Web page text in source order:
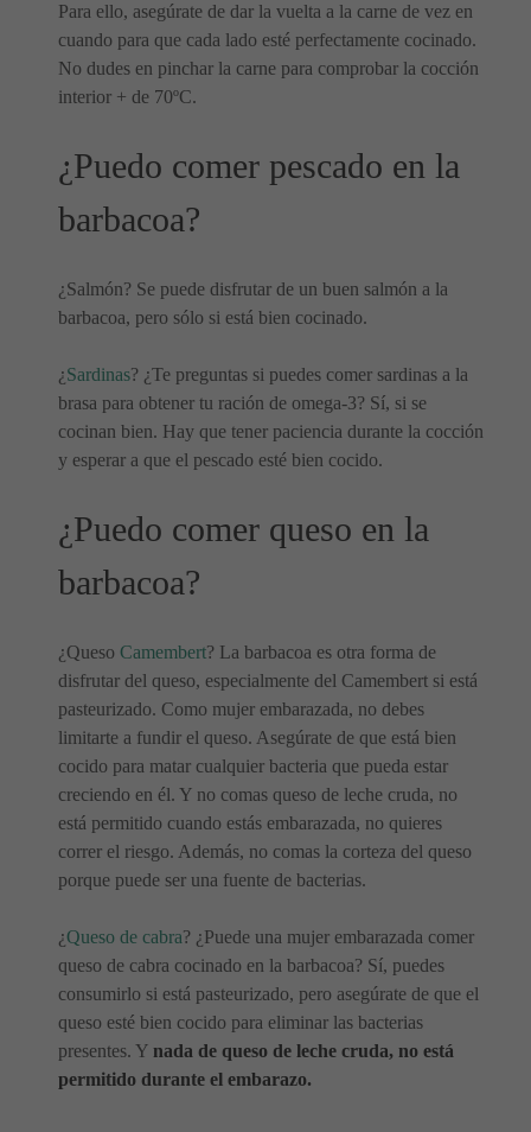
Para ello, asegúrate de dar la vuelta a la carne de vez en
cuando para que cada lado esté perfectamente cocinado.
No dudes en pinchar la carne para comprobar la cocción
interior + de 70ºC.
¿Puedo comer pescado en la
barbacoa?
¿Salmón? Se puede disfrutar de un buen salmón a la
barbacoa, pero sólo si está bien cocinado.
¿Sardinas? ¿Te preguntas si puedes comer sardinas a la
brasa para obtener tu ración de omega-3? Sí, si se
cocinan bien. Hay que tener paciencia durante la cocción
y esperar a que el pescado esté bien cocido.
¿Puedo comer queso en la
barbacoa?
¿Queso Camembert? La barbacoa es otra forma de
disfrutar del queso, especialmente del Camembert si está
pasteurizado. Como mujer embarazada, no debes
limitarte a fundir el queso. Asegúrate de que está bien
cocido para matar cualquier bacteria que pueda estar
creciendo en él. Y no comas queso de leche cruda, no
está permitido cuando estás embarazada, no quieres
correr el riesgo. Además, no comas la corteza del queso
porque puede ser una fuente de bacterias.
¿Queso de cabra? ¿Puede una mujer embarazada comer
queso de cabra cocinado en la barbacoa? Sí, puedes
consumirlo si está pasteurizado, pero asegúrate de que el
queso esté bien cocido para eliminar las bacterias
presentes. Y nada de queso de leche cruda, no está
permitido durante el embarazo.